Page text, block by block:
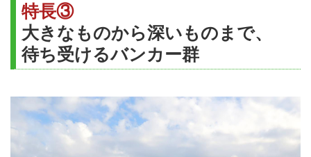
特長③
大きなものから深いものまで、
待ち受けるバンカー群